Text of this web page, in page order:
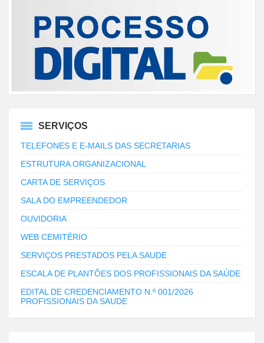
SERVIÇOS
TELEFONES E E-MAILS DAS SECRETARIAS
ESTRUTURA ORGANIZACIONAL
CARTA DE SERVIÇOS
SALA DO EMPREENDEDOR
OUVIDORIA
WEB CEMITÉRIO
SERVIÇOS PRESTADOS PELA SAUDE
ESCALA DE PLANTÕES DOS PROFISSIONAIS DA SAÚDE
EDITAL DE CREDENCIAMENTO N.º 001/2026
PROFISSIONAIS DA SAUDE